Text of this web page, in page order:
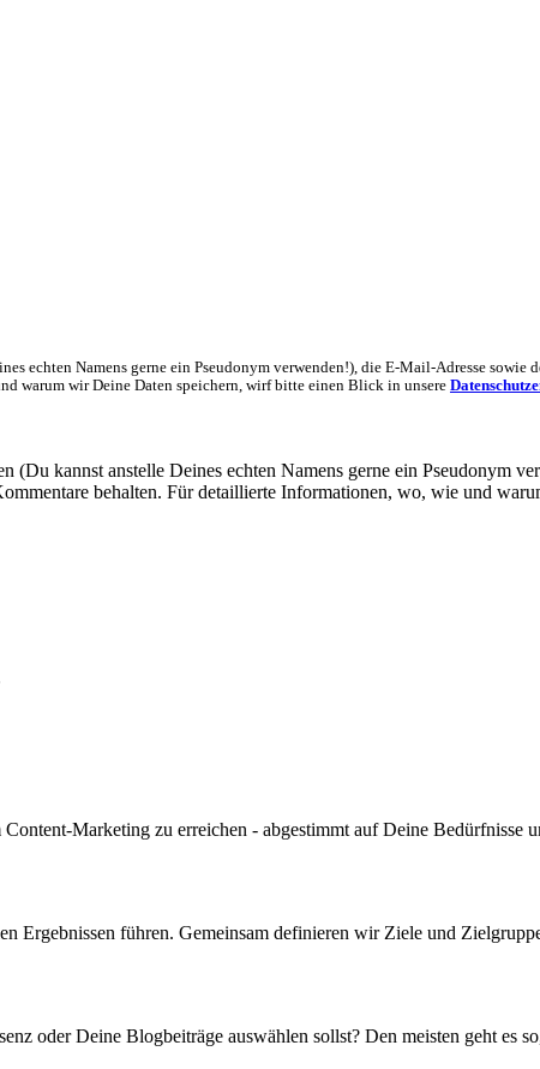
echten Namens gerne ein Pseudonym verwenden!), die E-Mail-Adresse sowie
warum wir Deine Daten speichern, wirf bitte einen Blick in unsere
kannst anstelle Deines echten Namens gerne ein Pseudonym
behalten. Für detaillierte Informationen, wo, wie und
Marketing zu erreichen - abgestimmt auf Deine Bedürfnisse
Ergebnissen führen. Gemeinsam definieren wir Ziele und
oder Deine Blogbeiträge auswählen sollst? Den meisten geht es